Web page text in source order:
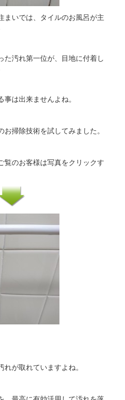
まいでは、タイルのお風呂が主
た汚れ第一位が、目地に付着し
は出来ませんよね。
掃除技術を試してみました。
のお客様は写真をクリックす
が取れていますよね。